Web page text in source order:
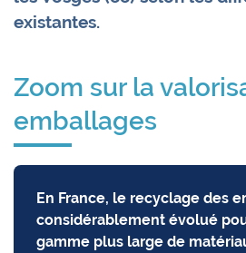
existantes.
Zoom sur la
emballages
En France, le recyclage des
considérablement évolué
gamme plus large de